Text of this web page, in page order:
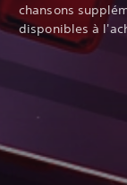
chansons
disponibles à